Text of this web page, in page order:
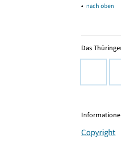
▴ nach oben
Das
Copyright